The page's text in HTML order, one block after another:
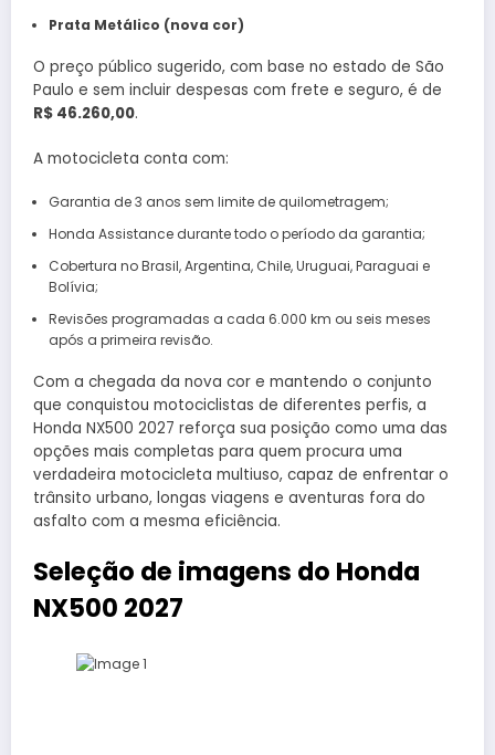
Prata Metálico (nova cor)
O preço público sugerido, com base no estado de São
Paulo e sem incluir despesas com frete e seguro, é de
R$ 46.260,00.
A motocicleta conta com:
Garantia de 3 anos sem limite de quilometragem;
Honda Assistance durante todo o período da garantia;
Cobertura no Brasil, Argentina, Chile, Uruguai, Paraguai e
Bolívia;
Revisões programadas a cada 6.000 km ou seis meses
após a primeira revisão.
Com a chegada da nova cor e mantendo o conjunto
que conquistou motociclistas de diferentes perfis, a
Honda NX500 2027 reforça sua posição como uma das
opções mais completas para quem procura uma
verdadeira motocicleta multiuso, capaz de enfrentar o
trânsito urbano, longas viagens e aventuras fora do
asfalto com a mesma eficiência.
Seleção de imagens do Honda
NX500 2027